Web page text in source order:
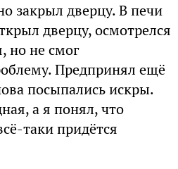
закрыл дверцу. В печи
дверцу, осмотрелся
но не смог
Предпринял ещё
посыпались искры.
а я понял, что
таки придётся